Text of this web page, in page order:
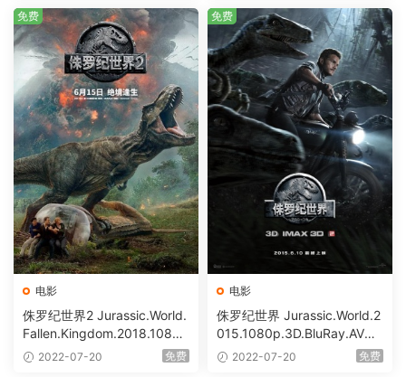
电影
侏罗纪世界2 Jurassic.World.
Fallen.Kingdom.2018.1080
p.3D.BluRay.AVC.DTS-X.7.1
2022-07-20 免费
免费
电影
侏罗纪世界 Jurassic.World.2
015.1080p.3D.BluRay.AVC.
DTS-HD.MA.7.1 [BDISO 41.3
2022-07-20 免费
免费